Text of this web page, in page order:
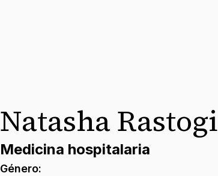
Natasha Rastogi
Medicina hospitalaria
Género: